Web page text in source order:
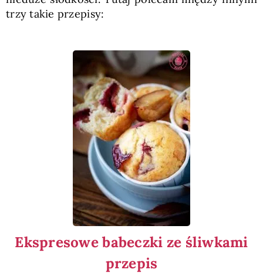
trzy takie przepisy:
Ekspresowe babeczki ze śliwkami
przepis